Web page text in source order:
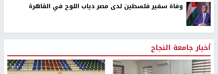
وفاة سفير فلسطين لدى مصر دياب اللوح في القاهرة
أخبار جامعة النجاح